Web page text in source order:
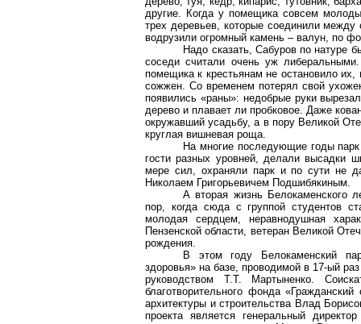
другие. Когда у помещика совсем
трех деревьев, которые соединили между
водрузили огромный камень – валун, по
Надо сказать, Сабуров по натуре
соседи считали очень уж
помещика к крестьянам не остановило
сожжен. Со временем потерял свой
появились «раны»: недобрые руки
дерево и плавает ли пробковое. Даже
окружавший усадьбу, а в пору Великой
круглая вишневая роща.
На многие последующие годы
гости разных уровней, делали высадки
мере сил, охраняли парк и по сути не
Николаем Григорьевичем Подшибякиным.
А вторая жизнь Белокаменского
пор, когда сюда с группой студентов
молодая сердцем, неравнодушная
Пензенской области, ветеран Великой
рождения.
В этом году Белокаменский
здоровья» на базе, проводимой в 17-ый
руководством Т.Т. Мартыненко.
благотворительного фонда
архитектуры и строительства Влад
проекта является генеральный